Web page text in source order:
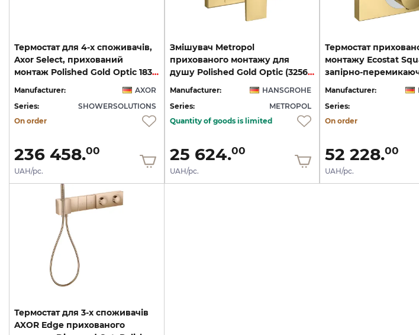
Термостат для 4-х споживачів,
Axor Select, прихований
монтаж Polished Gold Optic 18357990
Manufacturer:
AXOR
Series:
SHOWERSOLUTIONS
On order
236 458.00
UAH/pc.
Змішувач Metropol
прихованого монтажу для
душу Polished Gold Optic (32565990)
Manufacturer:
HANSGROHE
Series:
METROPOL
Quantity of goods is limited
25 624.00
UAH/pc.
Термостат
монтажу Ecostat
Manufacturer:
Series:
On order
52 228.00
UAH/pc.
Термостат для 3-х споживачів
AXOR Edge прихованого